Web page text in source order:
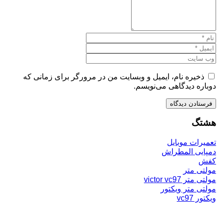
ذخیره نام، ایمیل و وبسایت من در مرورگر برای زمانی که
دوباره دیدگاهی می‌نویسم.
هشتگ
تعمیرات موبایل
دمپایی المطراش
کفش
مولتی متر
مولتی متر victor vc97
مولتی متر ویکتور
ویکتور vc97